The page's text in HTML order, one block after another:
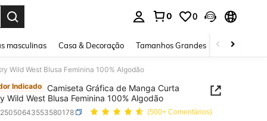
0 0
masculinas Casa & Decoração Tamanhos Grandes Joias e
Wild West Blusa Feminina 100% Algodão
Indicado Camiseta Gráfica de Manga Curta
Wild West Blusa Feminina 100% Algodão
(500+ Comentários)